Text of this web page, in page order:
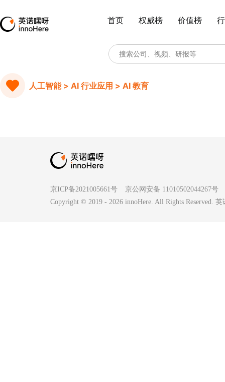
首页 权威榜 价值榜
人工智能 > AI 行业应用 > AI 教育
京ICP备2021005661号
京公网安备 11010502044267号
Copyright © 2019 - 2026 innoHere. All Rights Reserved.